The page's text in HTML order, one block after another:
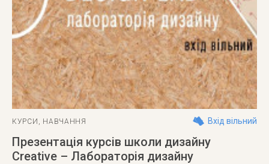
КУРСИ , НАВЧАННЯ Вхід вільний
Презентація курсів школи дизайну
Creative – Лабораторія дизайну